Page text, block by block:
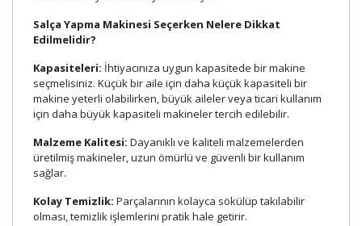
Salça Yapma Makinesi Seçerken Nelere Dikkat
Edilmelidir?
Kapasiteleri: İhtiyacınıza uygun kapasitede bir makine
seçmelisiniz. Küçük bir aile için daha küçük kapasiteli bir
makine yeterli olabilirken, büyük aileler veya ticari kullanım
için daha büyük kapasiteli makineler tercih edilebilir.
Malzeme Kalitesi: Dayanıklı ve kaliteli malzemelerden
üretilmiş makineler, uzun ömürlü ve güvenli bir kullanım
sağlar.
Kolay Temizlik: Parçalarının kolayca sökülüp takılabilir
olması, temizlik işlemlerini pratik hale getirir.